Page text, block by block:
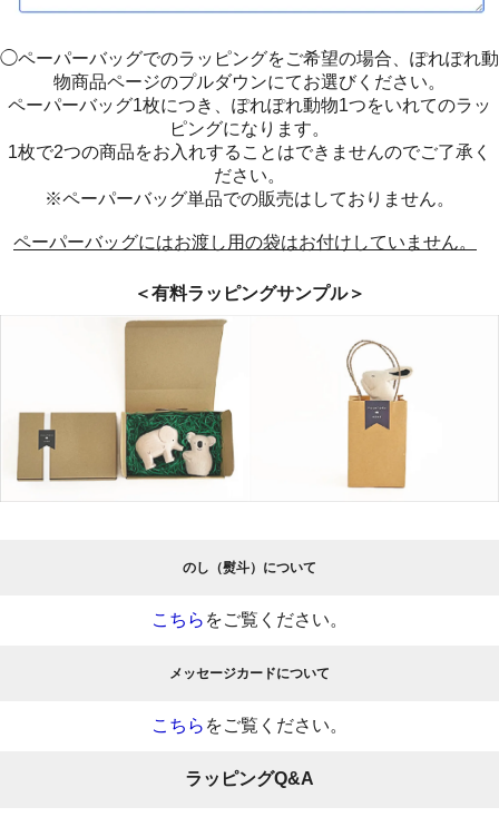
◯ペーパーバッグでのラッピングをご希望の場合、ぽれぽれ動
物商品ページのプルダウンにてお選びください。
ペーパーバッグ1枚につき、ぽれぽれ動物1つをいれてのラッ
ピングになります。
1枚で2つの商品をお入れすることはできませんのでご了承く
ださい。
※ペーパーバッグ単品での販売はしておりません。
ペーパーバッグにはお渡し用の袋はお付けしていません。
＜有料ラッピングサンプル＞
のし（熨斗）について
こちら をご覧ください。
メッセージカードについて
こちら をご覧ください。
ラッピングQ&A